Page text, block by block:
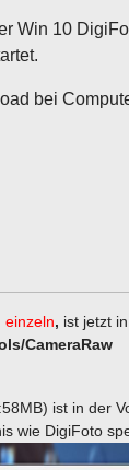
Win 10
bei
einzeln, ist jetzt
CameraRaw
ist in der
wie DigiFoto